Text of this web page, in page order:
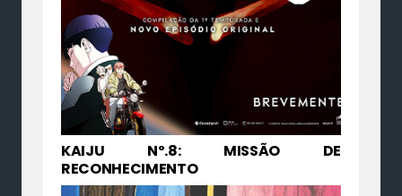
KAIJU Nº.8: MISSÃO DE
RECONHECIMENTO